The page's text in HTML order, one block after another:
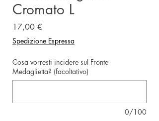
Cromato L
17,00 €
Spedizione Espressa
Cosa vorresti incidere sul Fronte
Medaglietta? (facoltativo)
0/100